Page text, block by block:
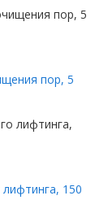
пор, 5
150